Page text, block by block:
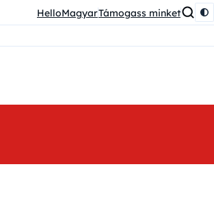
HelloMagyarTámogass minket